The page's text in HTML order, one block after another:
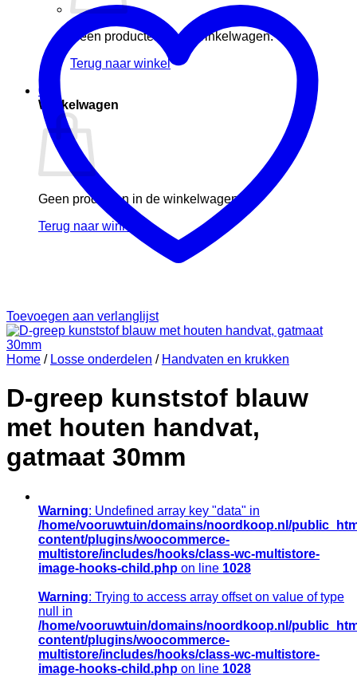
Geen producten in de winkelwagen.
Terug naar winkel
0
Winkelwagen
Geen producten in de winkelwagen.
Terug naar winkel
Toevoegen aan verlanglijst
Home / Losse onderdelen / Handvaten en krukken
D-greep kunststof blauw
met houten handvat,
gatmaat 30mm
Warning: Undefined array key "data" in
/home/vooruwtuin/domains/noordkoop.nl/
content/plugins/woocommerce-
multistore/includes/hooks/class-wc-multistore-
image-hooks-child.php on line 1028
Warning: Trying to access array offset on value of type
null in
/home/vooruwtuin/domains/noordkoop.nl/
content/plugins/woocommerce-
multistore/includes/hooks/class-wc-multistore-
image-hooks-child.php on line 1028